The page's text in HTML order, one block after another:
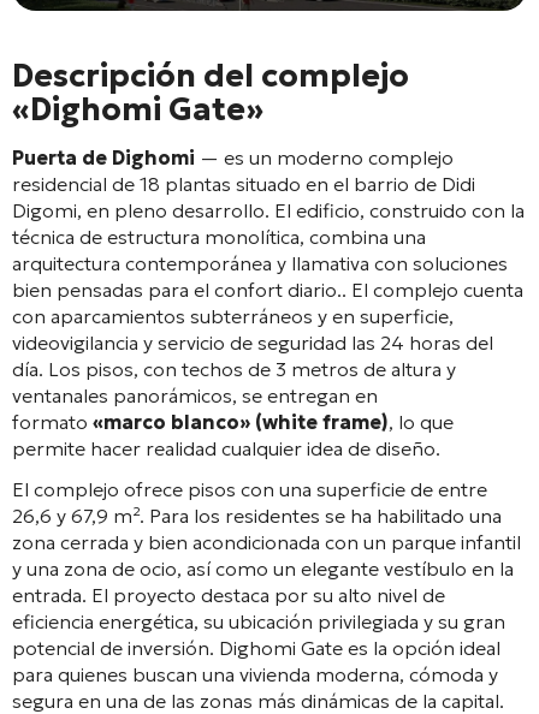
Descripción del complejo
«Dighomi Gate»
Puerta de Dighomi — es un moderno complejo
residencial de 18 plantas situado en el barrio de Didi
Digomi, en pleno desarrollo. El edificio, construido con la
técnica de estructura monolítica, combina una
arquitectura contemporánea y llamativa con soluciones
bien pensadas para el confort diario.. El complejo cuenta
con aparcamientos subterráneos y en superficie,
videovigilancia y servicio de seguridad las 24 horas del
día. Los pisos, con techos de 3 metros de altura y
ventanales panorámicos, se entregan en
formato «marco blanco» (white frame), lo que
permite hacer realidad cualquier idea de diseño.
El complejo ofrece pisos con una superficie de entre
26,6 y 67,9 m². Para los residentes se ha habilitado una
zona cerrada y bien acondicionada con un parque infantil
y una zona de ocio, así como un elegante vestíbulo en la
entrada. El proyecto destaca por su alto nivel de
eficiencia energética, su ubicación privilegiada y su gran
potencial de inversión. Dighomi Gate es la opción ideal
para quienes buscan una vivienda moderna, cómoda y
segura en una de las zonas más dinámicas de la capital.